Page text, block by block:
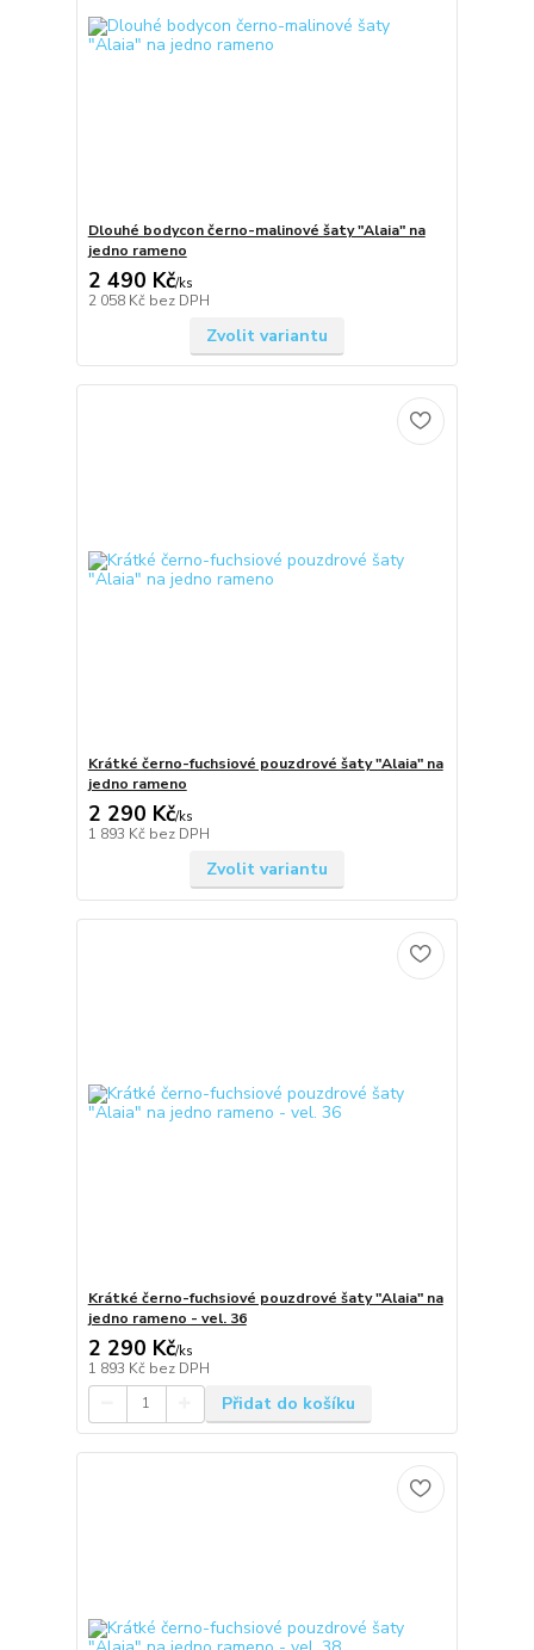
Dlouhé bodycon černo-malinové šaty "Alaia" na
jedno rameno
2 490 Kč/ks
2 058 Kč bez DPH
Zvolit variantu
Krátké černo-fuchsiové pouzdrové šaty "Alaia" na
jedno rameno
2 290 Kč/ks
1 893 Kč bez DPH
Zvolit variantu
Krátké černo-fuchsiové pouzdrové šaty "Alaia" na
jedno rameno - vel. 36
2 290 Kč/ks
1 893 Kč bez DPH
Přidat do košíku